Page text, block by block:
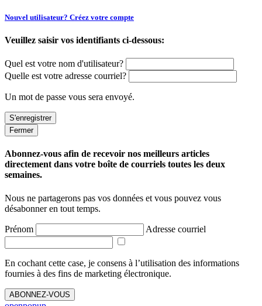
Nouvel utilisateur? Créez votre compte
Veuillez saisir vos identifiants ci-dessous:
Quel est votre nom d'utilisateur?
Quelle est votre adresse courriel?
Un mot de passe vous sera envoyé.
Fermer
Abonnez-vous afin de recevoir nos meilleurs articles
directement dans votre boîte de courriels toutes les deux
semaines.
Nous ne partagerons pas vos données et vous pouvez vous
désabonner en tout temps.
Prénom Adresse courriel
En cochant cette case, je consens à l’utilisation des informations
fournies à des fins de marketing électronique.
ABONNEZ-VOUS